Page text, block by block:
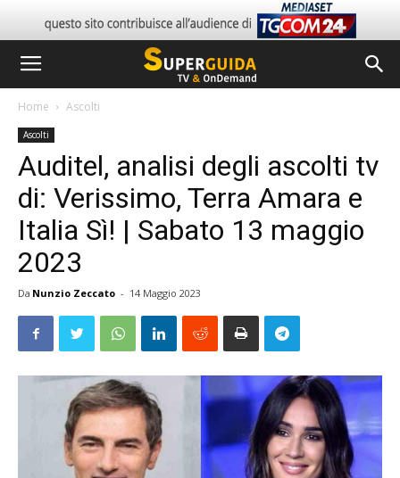
Home Ascolti
Ascolti
Auditel, analisi degli ascolti tv
di: Verissimo, Terra Amara e
Italia Sì! | Sabato 13 maggio
2023
Da Nunzio Zeccato - 14 Maggio 2023